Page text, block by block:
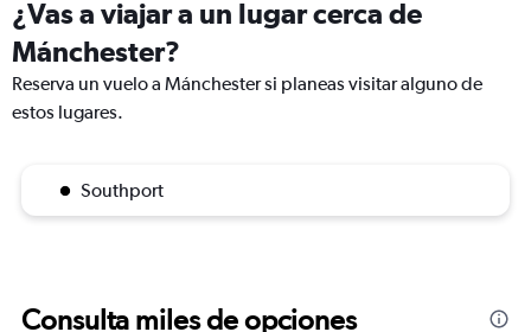
¿Vas a viajar a un lugar cerca de
Mánchester?
Reserva un vuelo a Mánchester si planeas visitar alguno de
estos lugares.
Southport
Consulta miles de opciones